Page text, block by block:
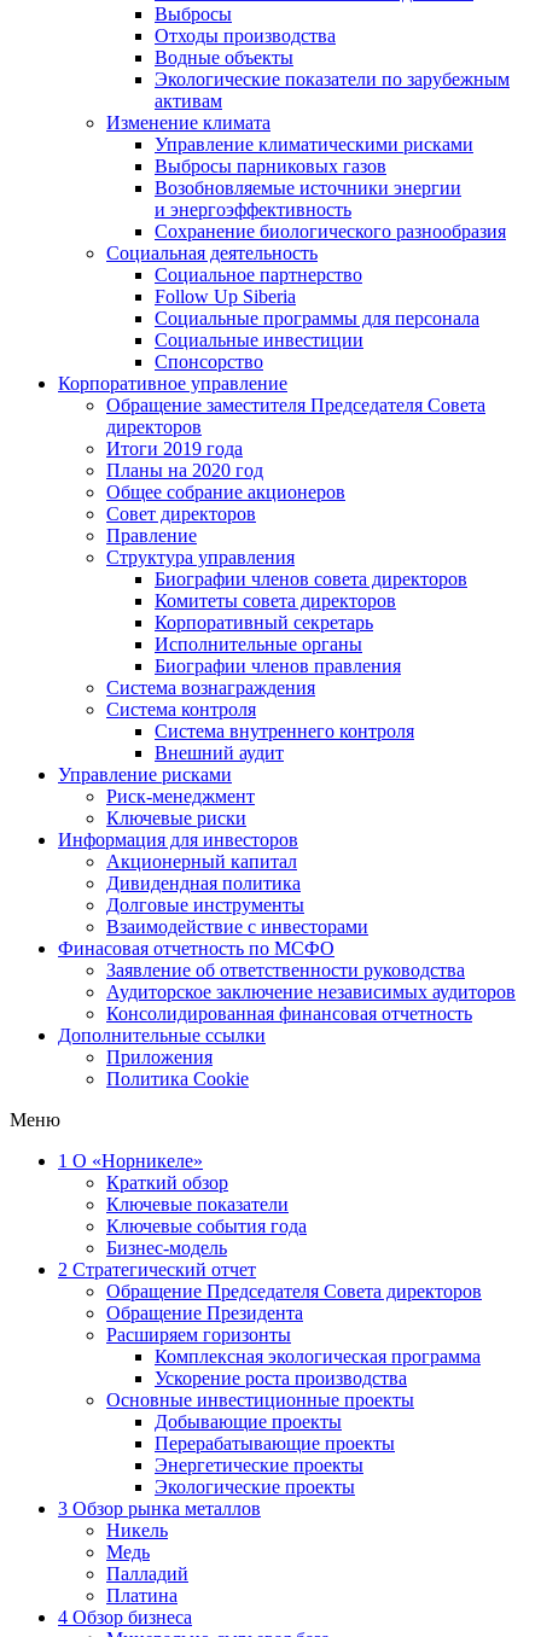
Выбросы
Отходы производства
Водные объекты
Экологические показатели по зарубежным
активам
Изменение климата
Управление климатическими рисками
Выбросы парниковых газов
Возобновляемые источники энергии
и энергоэффективность
Сохранение биологического разнообразия
Социальная деятельность
Социальное партнерство
Follow Up Siberia
Социальные программы для персонала
Социальные инвестиции
Спонсорство
Корпоративное управление
Обращение заместителя Председателя Совета
директоров
Итоги 2019 года
Планы на 2020 год
Общее собрание акционеров
Совет директоров
Правление
Структура управления
Биографии членов совета директоров
Комитеты совета директоров
Корпоративный секретарь
Исполнительные органы
Биографии членов правления
Система вознаграждения
Система контроля
Система внутреннего контроля
Внешний аудит
Управление рисками
Риск-менеджмент
Ключевые риски
Информация для инвесторов
Акционерный капитал
Дивидендная политика
Долговые инструменты
Взаимодействие с инвеcторами
Финасовая отчетность по МСФО
Заявление об ответственности руководства
Аудиторское заключение независимых аудиторов
Консолидированная финансовая отчетность
Дополнительные ссылки
Приложения
Политика Cookie
Меню
1 О «Норникеле»
Краткий обзор
Ключевые показатели
Ключевые события года
Бизнес-модель
2 Стратегический отчет
Обращение Председателя Совета директоров
Обращение Президента
Расширяем горизонты
Комплексная экологическая программа
Ускорение роста производства
Основные инвестиционные проекты
Добывающие проекты
Перерабатывающие проекты
Энергетические проекты
Экологические проекты
3 Обзор рынка металлов
Никель
Медь
Палладий
Платина
4 Обзор бизнеса